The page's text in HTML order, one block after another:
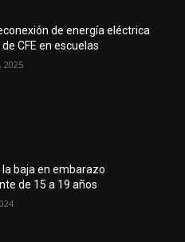
de energía eléctrica
CFE en escuelas
2025
la baja en embarazo
de 15 a 19 años